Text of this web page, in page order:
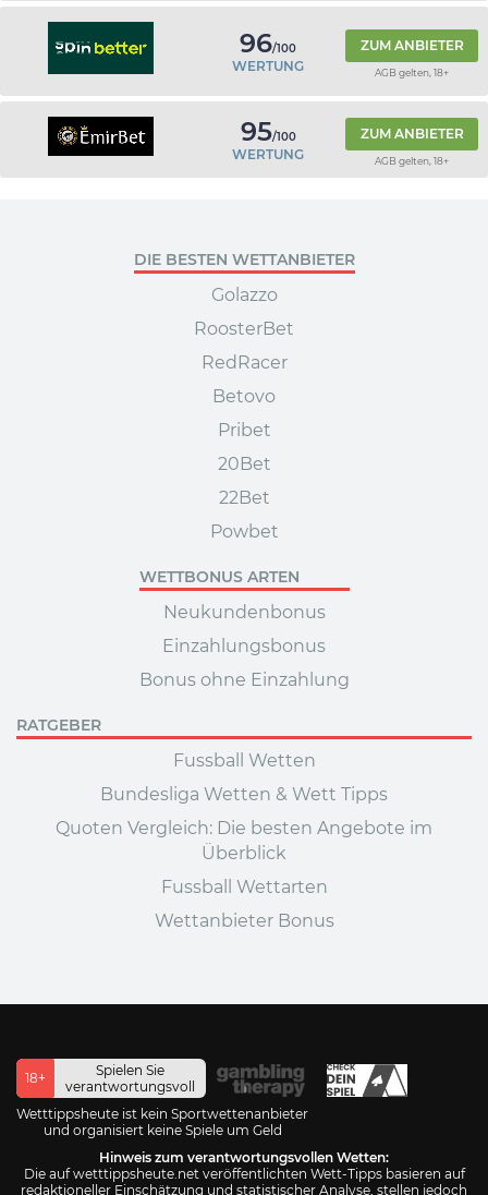
96/100
WERTUNG
ZUM ANBIETER
AGB gelten, 18+
95/100
WERTUNG
ZUM ANBIETER
AGB gelten, 18+
DIE BESTEN WETTANBIETER
Golazzo
RoosterBet
RedRacer
Betovo
Pribet
20Bet
22Bet
Powbet
WETTBONUS ARTEN
Neukundenbonus
Einzahlungsbonus
Bonus ohne Einzahlung
RATGEBER
Fussball Wetten
Bundesliga Wetten & Wett Tipps
Quoten Vergleich: Die besten Angebote im
Überblick
Fussball Wettarten
Wettanbieter Bonus
18+
Spielen Sie
verantwortungsvoll
Wetttippsheute ist kein Sportwettenanbieter
und organisiert keine Spiele um Geld
Hinweis zum verantwortungsvollen Wetten:
Die auf wetttippsheute.net veröffentlichten Wett-Tipps basieren auf
redaktioneller Einschätzung und statistischer Analyse, stellen jedoch